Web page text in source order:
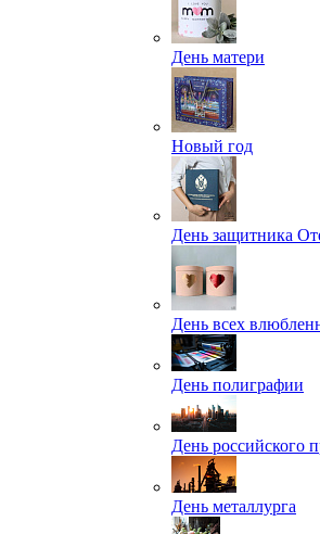
День матери
Новый год
День защитника
День всех
День полиграфии
День российского
День металлурга